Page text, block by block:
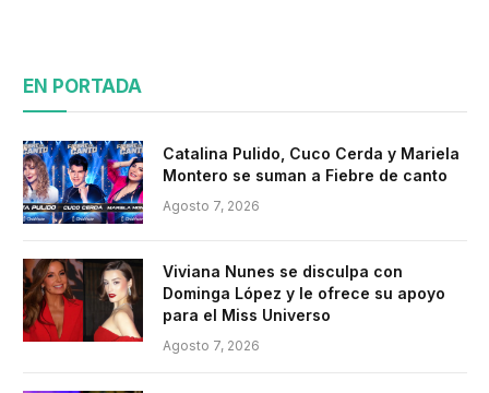
EN PORTADA
Catalina Pulido, Cuco Cerda y Mariela
Montero se suman a Fiebre de canto
Agosto 7, 2026
Viviana Nunes se disculpa con
Dominga López y le ofrece su apoyo
para el Miss Universo
Agosto 7, 2026